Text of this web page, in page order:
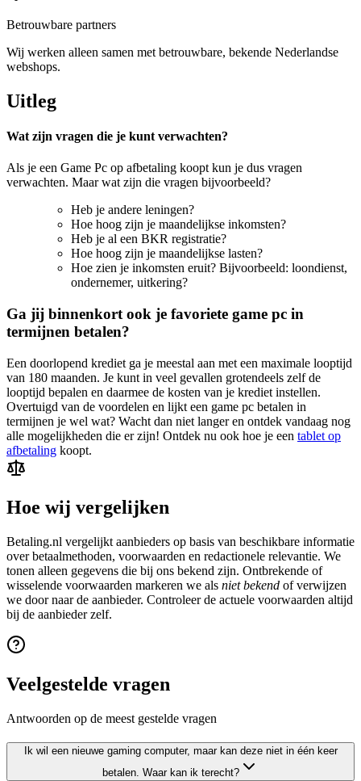
Betrouwbare partners
Wij werken alleen samen met betrouwbare, bekende Nederlandse
webshops.
Uitleg
Wat zijn vragen die je kunt verwachten?
Als je een Game Pc op afbetaling koopt kun je dus vragen
verwachten. Maar wat zijn die vragen bijvoorbeeld?
Heb je andere leningen?
Hoe hoog zijn je maandelijkse inkomsten?
Heb je al een BKR registratie?
Hoe hoog zijn je maandelijkse lasten?
Hoe zien je inkomsten eruit? Bijvoorbeeld: loondienst,
ondernemer, uitkering?
Ga jij binnenkort ook je favoriete game pc in
termijnen betalen?
Een doorlopend krediet ga je meestal aan met een maximale looptijd
van 180 maanden. Je kunt in veel gevallen grotendeels zelf de
looptijd bepalen en daarmee de kosten van je krediet instellen.
Overtuigd van de voordelen en lijkt een game pc betalen in
termijnen je wel wat? Wacht dan niet langer en ontdek vandaag nog
alle mogelijkheden die er zijn! Ontdek nu ook hoe je een tablet op
afbetaling koopt.
Hoe wij vergelijken
Betaling.nl vergelijkt aanbieders op basis van beschikbare informatie
over betaalmethoden, voorwaarden en redactionele relevantie. We
tonen alleen gegevens die bij ons bekend zijn. Ontbrekende of
wisselende voorwaarden markeren we als niet bekend of verwijzen
we door naar de aanbieder. Controleer de actuele voorwaarden altijd
bij de aanbieder zelf.
Veelgestelde vragen
Antwoorden op de meest gestelde vragen
Ik wil een nieuwe gaming computer, maar kan deze niet in één keer
betalen. Waar kan ik terecht?